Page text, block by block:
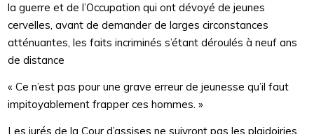
la guerre et de l’Occupation qui ont dévoyé de jeunes
cervelles, avant de demander de larges circonstances
atténuantes, les faits incriminés s’étant déroulés à neuf ans
de distance
« Ce n’est pas pour une grave erreur de jeunesse qu’il faut
impitoyablement frapper ces hommes. »
Les jurés de la Cour d’assises ne suivront pas les plaidoiries